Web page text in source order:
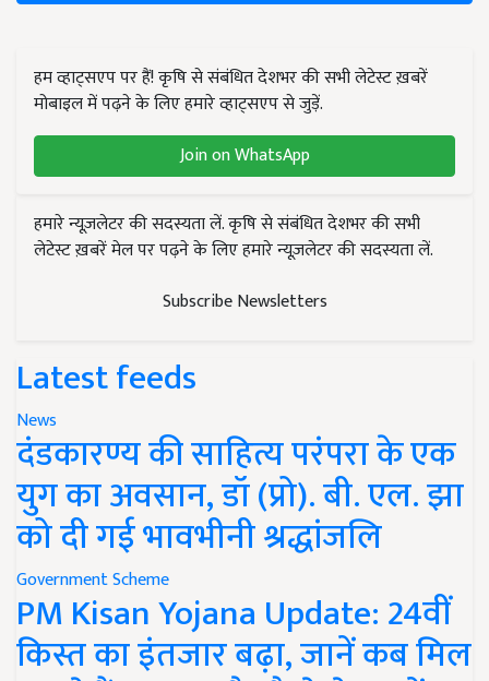
हम व्हाट्सएप पर हैं! कृषि से संबंधित देशभर की सभी लेटेस्ट ख़बरें
मोबाइल में पढ़ने के लिए हमारे व्हाट्सएप से जुड़ें.
Join on WhatsApp
हमारे न्यूज़लेटर की सदस्यता लें. कृषि से संबंधित देशभर की सभी
लेटेस्ट ख़बरें मेल पर पढ़ने के लिए हमारे न्यूज़लेटर की सदस्यता लें.
Subscribe Newsletters
Latest feeds
News
दंडकारण्य की साहित्य परंपरा के एक
युग का अवसान, डॉ (प्रो). बी. एल. झा
को दी गई भावभीनी श्रद्धांजलि
Government Scheme
PM Kisan Yojana Update: 24वीं
किस्त का इंतजार बढ़ा, जानें कब मिल